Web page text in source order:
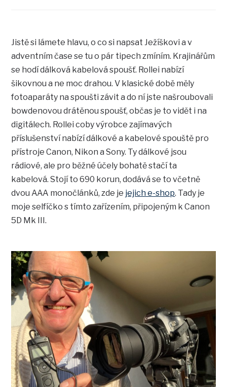
Jistě si lámete hlavu, o co si napsat Ježíškovi a v
adventním čase se tu o pár tipech zmíním. Krajinářům
se hodí dálková kabelová spoušť. Rollei nabízí
šikovnou a ne moc drahou. V klasické době měly
fotoaparáty na spoušti závit a do ní jste našroubovali
bowdenovou drátěnou spoušť, občas je to vidět i na
digitálech. Rollei coby výrobce zajímavých
příslušenství nabízí dálkové a kabelové spouště pro
přístroje Canon, Nikon a Sony. Ty dálkové jsou
rádiové, ale pro běžné účely bohatě stačí ta
kabelová. Stojí to 690 korun, dodává se to včetně
dvou AAA monočlánků, zde je jejich e-shop. Tady je
moje selfíčko s tímto zařízením, připojeným k Canon
5D Mk III.